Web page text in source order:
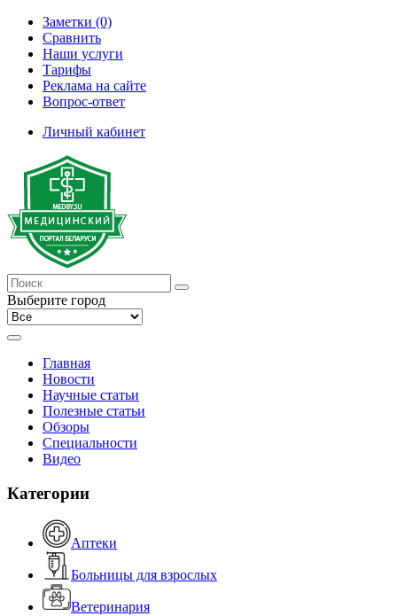
Заметки (0)
Сравнить
Наши услуги
Тарифы
Реклама на сайте
Вопрос-ответ
Личный кабинет
Выберите город
Главная
Новости
Научные статьи
Полезные статьи
Обзоры
Специальности
Видео
Категории
Аптеки
Больницы для взрослых
Ветеринария